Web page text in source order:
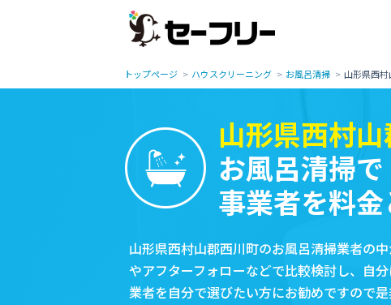
トップページ ハウスクリーニング お風呂清掃 山形県西
山形県西村
お風呂清掃で
事業者を料
山形県西村山郡西川町のお風呂清掃業者の
やアフターフォローなどで比較検討し、自
業者を自分で選びたい方にお勧めですので是